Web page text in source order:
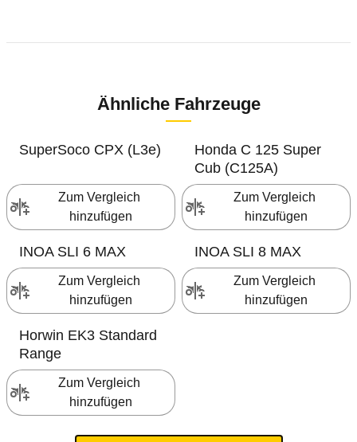
Ähnliche Fahrzeuge
SuperSoco CPX (L3e)
Zum Vergleich
hinzufügen
Honda C 125 Super
Cub (C125A)
Zum Vergleich
hinzufügen
INOA SLI 6 MAX
Zum Vergleich
hinzufügen
INOA SLI 8 MAX
Zum Vergleich
hinzufügen
Horwin EK3 Standard
Range
Zum Vergleich
hinzufügen